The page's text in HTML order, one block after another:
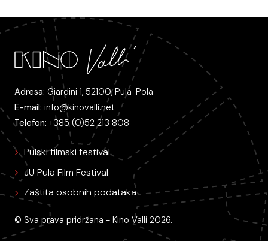
Adresa: Giardini 1, 52100, Pula-Pola
E-mail: info@kinovalli.net
Telefon: +385 (0)52 213 808
Pulski filmski festival
JU Pula Film Festival
Zaštita osobnih podataka
© Sva prava pridržana - Kino Valli 2026.